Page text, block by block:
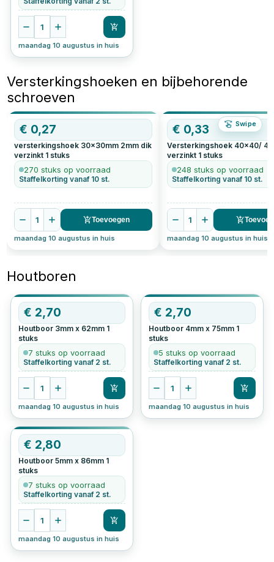
1
maandag 10 augustus in huis
Versterkingshoeken en bijbehorende
schroeven
Swipe
€ 0,27
versterkingshoek 30x30mm 2mm dik
verzinkt 1 stuks
270 stuks op voorraad
Staffelkorting vanaf 10 st.
1 Toevoegen
maandag 10 augustus in huis
€ 0,33
Versterkingshoek 40x40/
verzinkt 1 stuks
248 stuks op voorraad
Staffelkorting vanaf 10 st.
1
maandag 10 augustus in huis
Houtboren
€ 2,70
Houtboor 3mm x 62mm 1
stuks
7 stuks op voorraad
Staffelkorting vanaf 2 st.
1
maandag 10 augustus in huis
€ 2,70
Houtboor 4mm x 75mm 1
stuks
5 stuks op voorraad
Staffelkorting vanaf 2 st.
1
maandag 10 augustus in huis
€ 2,80
Houtboor 5mm x 86mm 1
stuks
7 stuks op voorraad
Staffelkorting vanaf 2 st.
1
maandag 10 augustus in huis